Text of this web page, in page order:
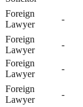
Foreign
Lawyer
-
Foreign
Lawyer
-
Foreign
Lawyer
-
Foreign
Lawyer
-